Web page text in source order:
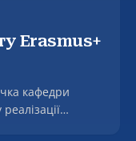
Erasmus+
кафедри